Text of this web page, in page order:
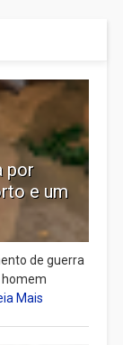
por
e um
de guerra
homem
Mais